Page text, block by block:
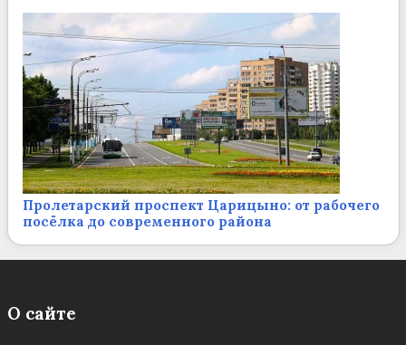
Пролетарский проспект Царицыно: от рабочего
посёлка до современного района
О сайте